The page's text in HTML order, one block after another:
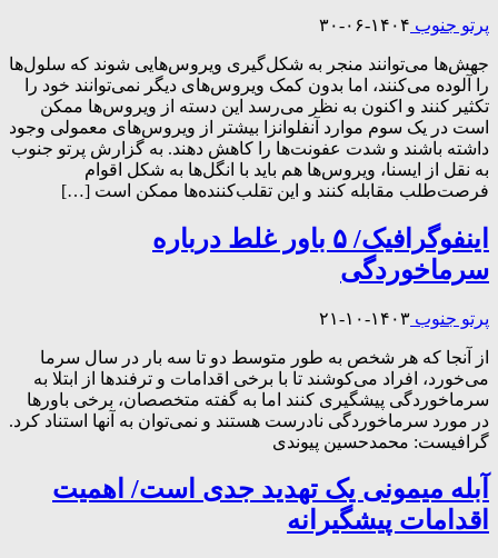
پرتو جنوب ۱۴۰۴-۰۶-۳۰
جهش‌ها می‌توانند منجر به شکل‌گیری ویروس‌هایی شوند که سلول‌ها
را آلوده می‌کنند، اما بدون کمک ویروس‌های دیگر نمی‌توانند خود را
تکثیر کنند و اکنون به نظر می‌رسد این دسته از ویروس‌ها ممکن
است در یک سوم موارد آنفلوانزا بیشتر از ویروس‌های معمولی وجود
داشته باشند و شدت عفونت‌ها را کاهش دهند. به گزارش پرتو جنوب
به نقل از ایسنا، ویروس‌ها هم باید با انگل‌ها به شکل اقوام
فرصت‌طلب مقابله کنند و این تقلب‌کننده‌ها ممکن است […]
اینفوگرافیک/ ۵ باور غلط درباره
سرماخوردگی
پرتو جنوب ۱۴۰۳-۱۰-۲۱
از آنجا که هر شخص به طور متوسط دو تا سه بار در سال سرما
می‌خورد، افراد می‌کوشند تا با برخی اقدامات و ترفندها از ابتلا به
سرماخوردگی پیشگیری کنند اما به گفته متخصصان، برخی باورها
در مورد سرماخوردگی نادرست هستند و نمی‌توان به آنها استناد کرد.
گرافیست: محمدحسین پیوندی
آبله میمونی یک تهدید جدی است/ اهمیت
اقدامات پیشگیرانه